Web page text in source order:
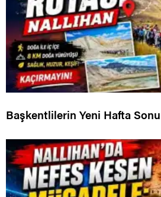
Başkentlilerin Yeni Hafta Sonu